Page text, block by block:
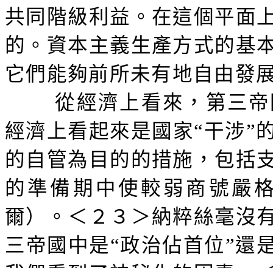
共同階級利益。在這個平面
的。資本主義生產方式的基
它們能夠前所未有地自由發
從經濟上看來，第三
經濟上看起來是國家“干涉”
的自管為目的的措施，包括
的準備期中使較弱商號嚴
爾）。＜２３＞納粹絲毫沒
三帝國中是“政治佔首位”還